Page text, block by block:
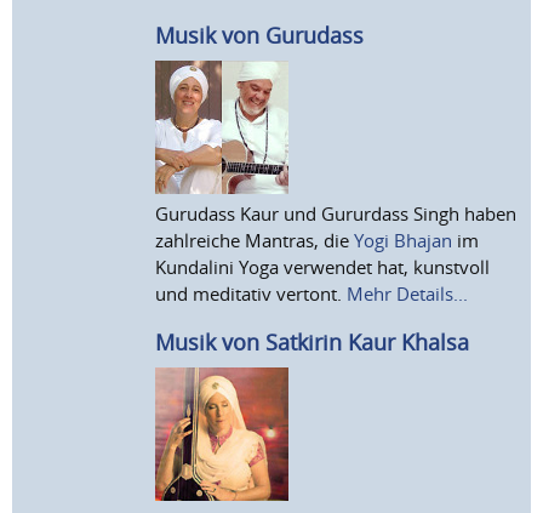
Musik von Gurudass
Gurudass Kaur und Gururdass Singh haben
zahlreiche Mantras, dieYogi Bhajan im
Kundalini Yoga verwendet hat, kunstvoll
und meditativ vertont. Mehr Details...
Musik von Satkirin Kaur Khalsa